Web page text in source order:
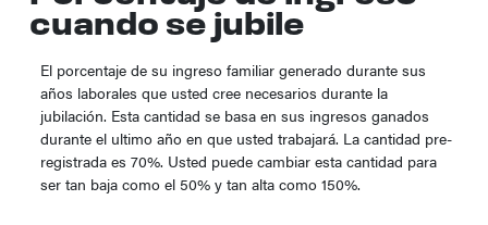
cuando se jubile
El porcentaje de su ingreso familiar generado durante sus
años laborales que usted cree necesarios durante la
jubilación. Esta cantidad se basa en sus ingresos ganados
durante el ultimo año en que usted trabajará. La cantidad pre-
registrada es 70%. Usted puede cambiar esta cantidad para
ser tan baja como el 50% y tan alta como 150%.